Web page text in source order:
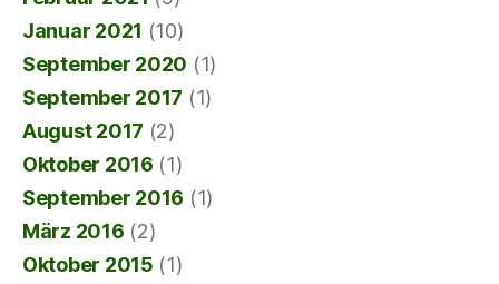
Januar 2021 (10)
September 2020 (1)
September 2017 (1)
August 2017 (2)
Oktober 2016 (1)
September 2016 (1)
März 2016 (2)
Oktober 2015 (1)